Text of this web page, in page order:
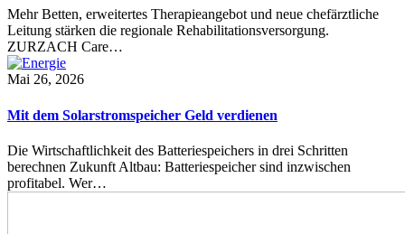
Mehr Betten, erweitertes Therapieangebot und neue chefärztliche
Leitung stärken die regionale Rehabilitationsversorgung.
ZURZACH Care…
Mai 26, 2026
Mit dem Solarstromspeicher Geld verdienen
Die Wirtschaftlichkeit des Batteriespeichers in drei Schritten
berechnen Zukunft Altbau: Batteriespeicher sind inzwischen
profitabel. Wer…